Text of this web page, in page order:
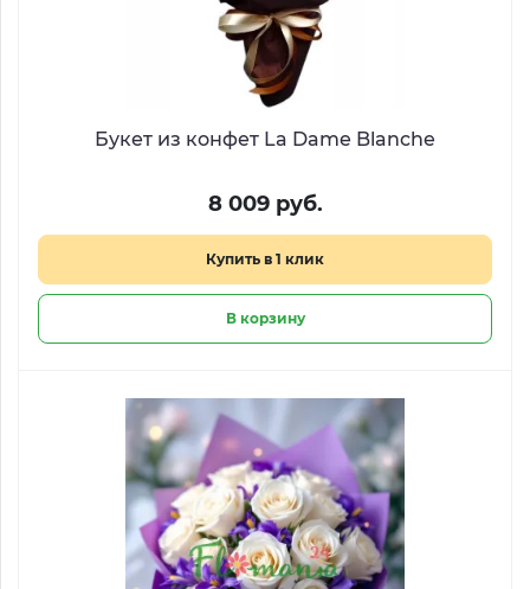
Букет из конфет La Dame Blanche
8 009 руб.
Купить в 1 клик
В корзину